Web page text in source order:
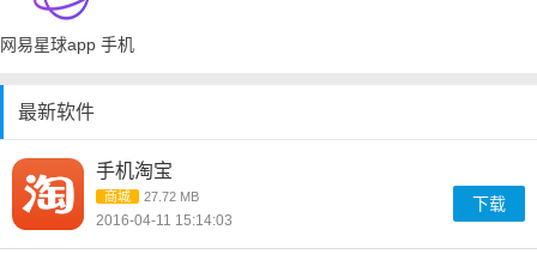
网易星球app 手机下载
最新软件
手机淘宝
商城 27.72 MB
2016-04-11 15:14:03
下载